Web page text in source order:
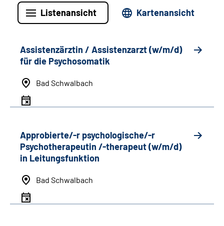
Listenansicht Kartenansicht
Assistenzärztin / Assistenzarzt (w/m/d)
für die Psychosomatik
Bad Schwalbach
Approbierte/-r psychologische/-r
Psychotherapeutin /-therapeut (w/m/d)
in Leitungsfunktion
Bad Schwalbach